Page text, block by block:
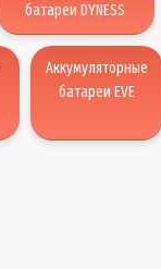
батареи DYNESS
Аккумуляторные
батареи EVE